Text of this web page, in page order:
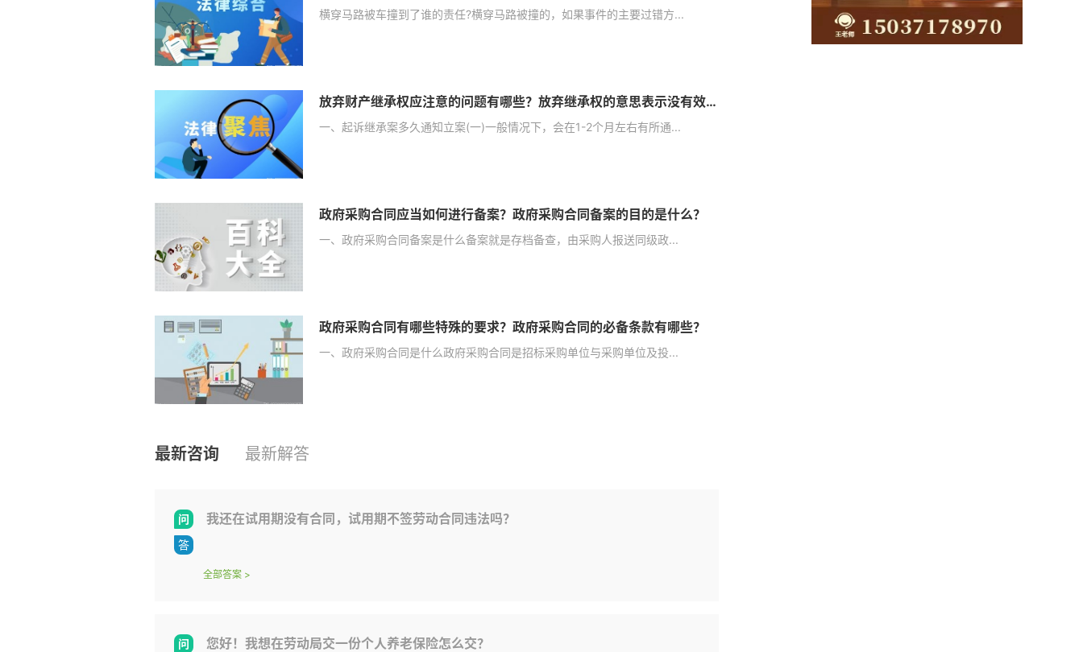
横穿马路被车撞到了谁的责任?横穿马路被撞的，如果事件的主要过错方...
放弃财产继承权应注意的问题有哪些？放弃继承权的意思表示没有效力吗？
一、起诉继承案多久通知立案(一)一般情况下，会在1-2个月左右有所通...
政府采购合同应当如何进行备案？政府采购合同备案的目的是什么？
一、政府采购合同备案是什么备案就是存档备查，由采购人报送同级政...
政府采购合同有哪些特殊的要求？政府采购合同的必备条款有哪些？
一、政府采购合同是什么政府采购合同是招标采购单位与采购单位及投...
最新咨询 最新解答
我还在试用期没有合同，试用期不签劳动合同违法吗？
全部答案 >
您好！我想在劳动局交一份个人养老保险怎么交？